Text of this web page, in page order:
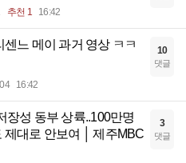
추천 1 16:42
센느 메이 과거 영상 ㅋㅋ
16:42
10
댓글
장성 동부 상륙..100만명
제대로 안보여 │ 제주MBC
3
댓글